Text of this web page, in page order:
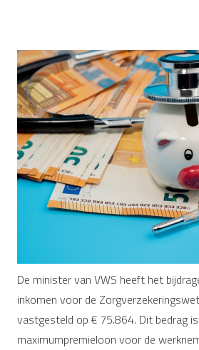
De minister van VWS heeft het
inkomen voor de
vastgesteld op € 75.864. Dit bedrag
maximumpremieloon voor de